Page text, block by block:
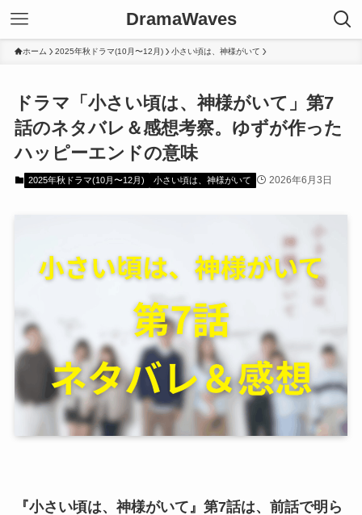
DramaWaves
ホーム 2025年秋ドラマ(10月〜12月) 小さい頃は、神様がいて
ドラマ「小さい頃は、神様がいて」第7
話のネタバレ＆感想考察。ゆずが作った
ハッピーエンドの意味
2025年秋ドラマ(10月〜12月) 小さい頃は、神様がいて 2026年6月3日
『小さい頃は、神様がいて』第7話は、前話で明ら